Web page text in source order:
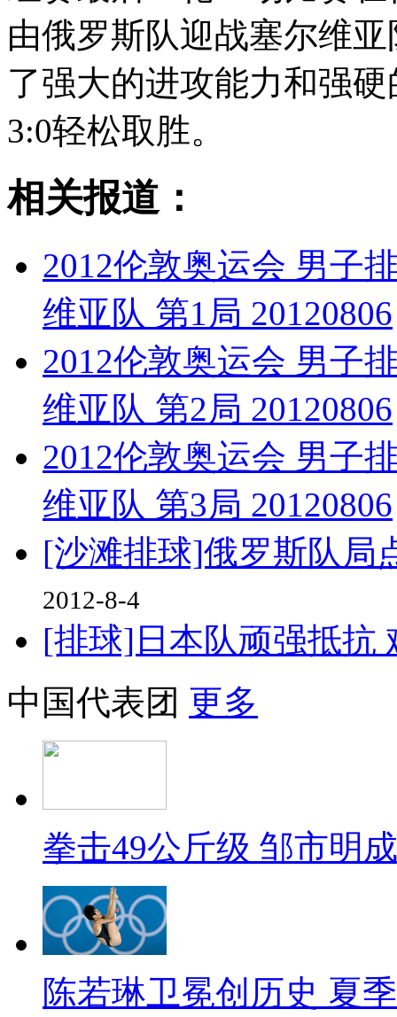
由俄罗斯队迎战塞尔维
了强大的进攻能力和强
3:0轻松取胜。
相关报道：
2012伦敦奥运会 男子
维亚队 第1局 20120806
2012伦敦奥运会 男子
维亚队 第2局 20120806
2012伦敦奥运会 男子
维亚队 第3局 20120806
[沙滩排球]俄罗斯队局
2012-8-4
[排球]日本队顽强抵抗
中国代表团 更多
拳击49公斤级 邹市明
陈若琳卫冕创历史 夏